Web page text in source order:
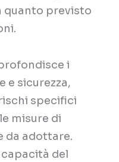
quanto previsto
i
e sicurezza,
specifici
misure di
da adottare.
capacità del